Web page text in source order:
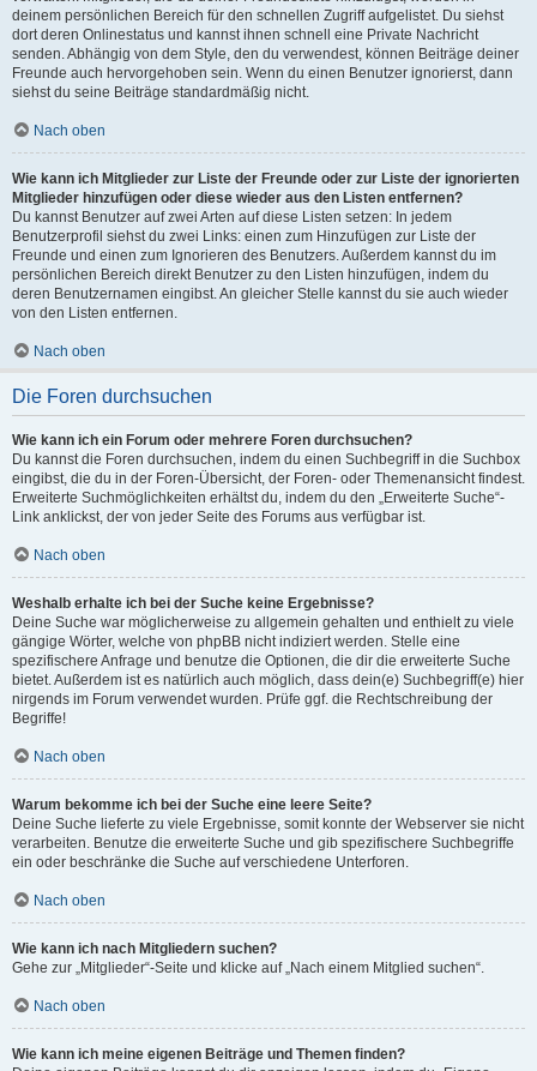
deinem persönlichen Bereich für den schnellen Zugriff aufgelistet. Du siehst
dort deren Onlinestatus und kannst ihnen schnell eine Private Nachricht
senden. Abhängig von dem Style, den du verwendest, können Beiträge deiner
Freunde auch hervorgehoben sein. Wenn du einen Benutzer ignorierst, dann
siehst du seine Beiträge standardmäßig nicht.
Nach oben
Wie kann ich Mitglieder zur Liste der Freunde oder zur Liste der ignorierten
Mitglieder hinzufügen oder diese wieder aus den Listen entfernen?
Du kannst Benutzer auf zwei Arten auf diese Listen setzen: In jedem
Benutzerprofil siehst du zwei Links: einen zum Hinzufügen zur Liste der
Freunde und einen zum Ignorieren des Benutzers. Außerdem kannst du im
persönlichen Bereich direkt Benutzer zu den Listen hinzufügen, indem du
deren Benutzernamen eingibst. An gleicher Stelle kannst du sie auch wieder
von den Listen entfernen.
Nach oben
Die Foren durchsuchen
Wie kann ich ein Forum oder mehrere Foren durchsuchen?
Du kannst die Foren durchsuchen, indem du einen Suchbegriff in die Suchbox
eingibst, die du in der Foren-Übersicht, der Foren- oder Themenansicht findest.
Erweiterte Suchmöglichkeiten erhältst du, indem du den „Erweiterte Suche“-
Link anklickst, der von jeder Seite des Forums aus verfügbar ist.
Nach oben
Weshalb erhalte ich bei der Suche keine Ergebnisse?
Deine Suche war möglicherweise zu allgemein gehalten und enthielt zu viele
gängige Wörter, welche von phpBB nicht indiziert werden. Stelle eine
spezifischere Anfrage und benutze die Optionen, die dir die erweiterte Suche
bietet. Außerdem ist es natürlich auch möglich, dass dein(e) Suchbegriff(e) hier
nirgends im Forum verwendet wurden. Prüfe ggf. die Rechtschreibung der
Begriffe!
Nach oben
Warum bekomme ich bei der Suche eine leere Seite?
Deine Suche lieferte zu viele Ergebnisse, somit konnte der Webserver sie nicht
verarbeiten. Benutze die erweiterte Suche und gib spezifischere Suchbegriffe
ein oder beschränke die Suche auf verschiedene Unterforen.
Nach oben
Wie kann ich nach Mitgliedern suchen?
Gehe zur „Mitglieder“-Seite und klicke auf „Nach einem Mitglied suchen“.
Nach oben
Wie kann ich meine eigenen Beiträge und Themen finden?